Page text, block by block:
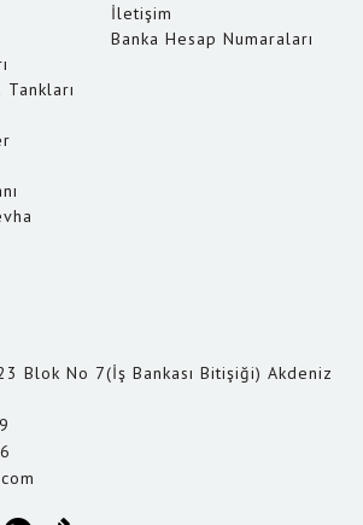
İletişim
Banka Hesap Numaraları
Blok No 7(İş Bankası Bitişiği) Akdeniz